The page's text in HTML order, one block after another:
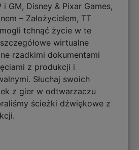
i GM, Disney & Pixar Games,
– Założycielem, TT
tchnąć życie w te
wirtualne
rzadkimi dokumentami
z produkcji i
Słuchaj swoich
z gier w odtwarzaczu
ścieżki dźwiękowe z